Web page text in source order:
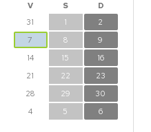
V S
D
31 1
2
7 8
9
14 15
16
21 22
23
28 29
30
4 5 6